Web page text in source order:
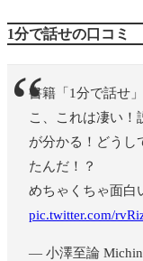
1分で話せの口コミ
書籍「1分で話せ
こ、これは凄い！
が分かる！どうし
たんだ！？
めちゃくちゃ面白
pic.twitter.com/
— 小澤至論